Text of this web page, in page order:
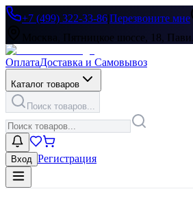
+7 (499) 322-33-86|Перезвоните мне
Москва, Пятницкое шоссе, 18,
ОплатаДоставка и Самовывоз
Каталог товаров
Поиск товаров...
Вход Регистрация